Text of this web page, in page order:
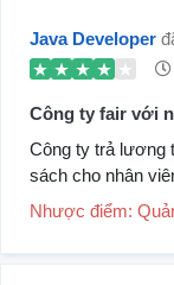
Java Developer
Công ty fair với
Công ty trả lương
sách cho nhân